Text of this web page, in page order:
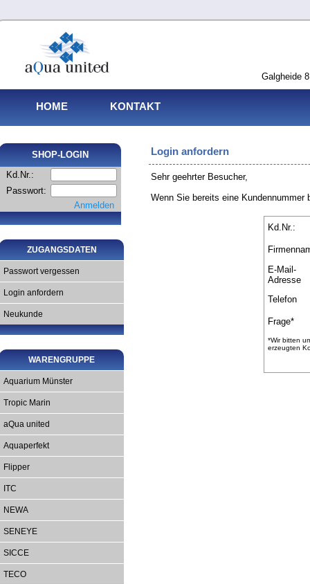
Galgheide
HOME KONTAKT
SHOP-LOGIN
Kd.Nr.:
Passwort:
Anmelden
ZUGANGSDATEN
Passwort vergessen
Login anfordern
Neukunde
WARENGRUPPE
Aquarium Münster
Tropic Marin
aQua united
Aquaperfekt
Flipper
ITC
NEWA
SENEYE
SICCE
TECO
Login anfordern
Sehr geehrter Besucher,
Wenn Sie bereits eine Kundennummer
Kd.Nr.:
E-Mail-
Adresse
Telefon
Frage*
*Wir bitten
erzeugten